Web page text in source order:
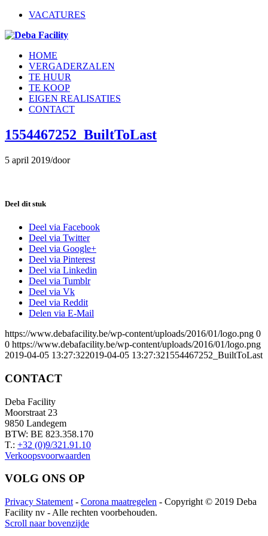
VACATURES
HOME
VERGADERZALEN
TE HUUR
TE KOOP
EIGEN REALISATIES
CONTACT
1554467252_BuiltToLast
5 april 2019/door
Deel dit stuk
Deel via Facebook
Deel via Twitter
Deel via Google+
Deel via Pinterest
Deel via Linkedin
Deel via Tumblr
Deel via Vk
Deel via Reddit
Delen via E-Mail
https://www.debafacility.be/wp-content/uploads/2016/01/logo.png 0
0 https://www.debafacility.be/wp-content/uploads/2016/01/logo.png
2019-04-05 13:27:322019-04-05 13:27:321554467252_BuiltToLast
CONTACT
Deba Facility
Moorstraat 23
9850 Landegem
BTW: BE 823.358.170
T.: +32 (0)9/321.91.10
Verkoopsvoorwaarden
VOLG ONS OP
Privacy Statement - Corona maatregelen - Copyright © 2019 Deba
Facility nv - Alle rechten voorbehouden.
Scroll naar bovenzijde